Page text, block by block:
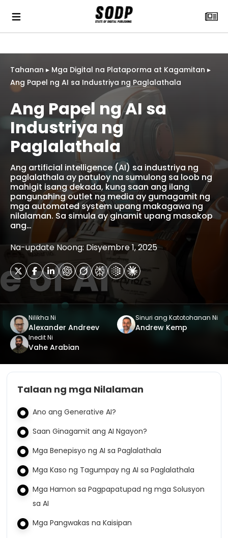
Tahanan ▸ Mga Digital na Plataporma at Kagamitan ▸
Ang Papel ng AI sa Industriya ng Paglalathala
Ang Papel ng AI sa
Industriya ng
Paglalathala
Ang artificial intelligence (AI) sa industriya ng
paglalathala ay patuloy na sumulong sa loob ng
mahigit isang dekada, kung saan ang ilang
pangunahing outlet ng media ay gumagamit ng
mga automated system upang makagawa ng
nilalaman. Sa simula ay ginamit upang masakop
ang…
Na-update Noong: Disyembre 1, 2025
Nilikha Ni
Alexander Andreev
Sinuri ang Katotohanan Ni
Andrew Kemp
Inedit Ni
Vahe Arabian
Talaan ng mga Nilalaman
Ano ang Generative AI?
Saan Ginagamit ang AI Ngayon?
Mga Benepisyo ng AI sa Paglalathala
Mga Kaso ng Tagumpay ng AI sa Paglalathala
Mga Hamon sa Pagpapatupad ng mga Solusyon
sa AI
Mga Pangwakas na Kaisipan